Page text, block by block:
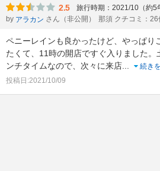
2.5 旅行時期：2021/10（約5
by アラカン さん（非公開） 那須 クチコミ：26
ペニーレインも良かったけど、やっぱり
たくて、11時の開店ですぐ入りました。
ンチタイムなので、次々に来店
続き
投稿日:2021/10/09